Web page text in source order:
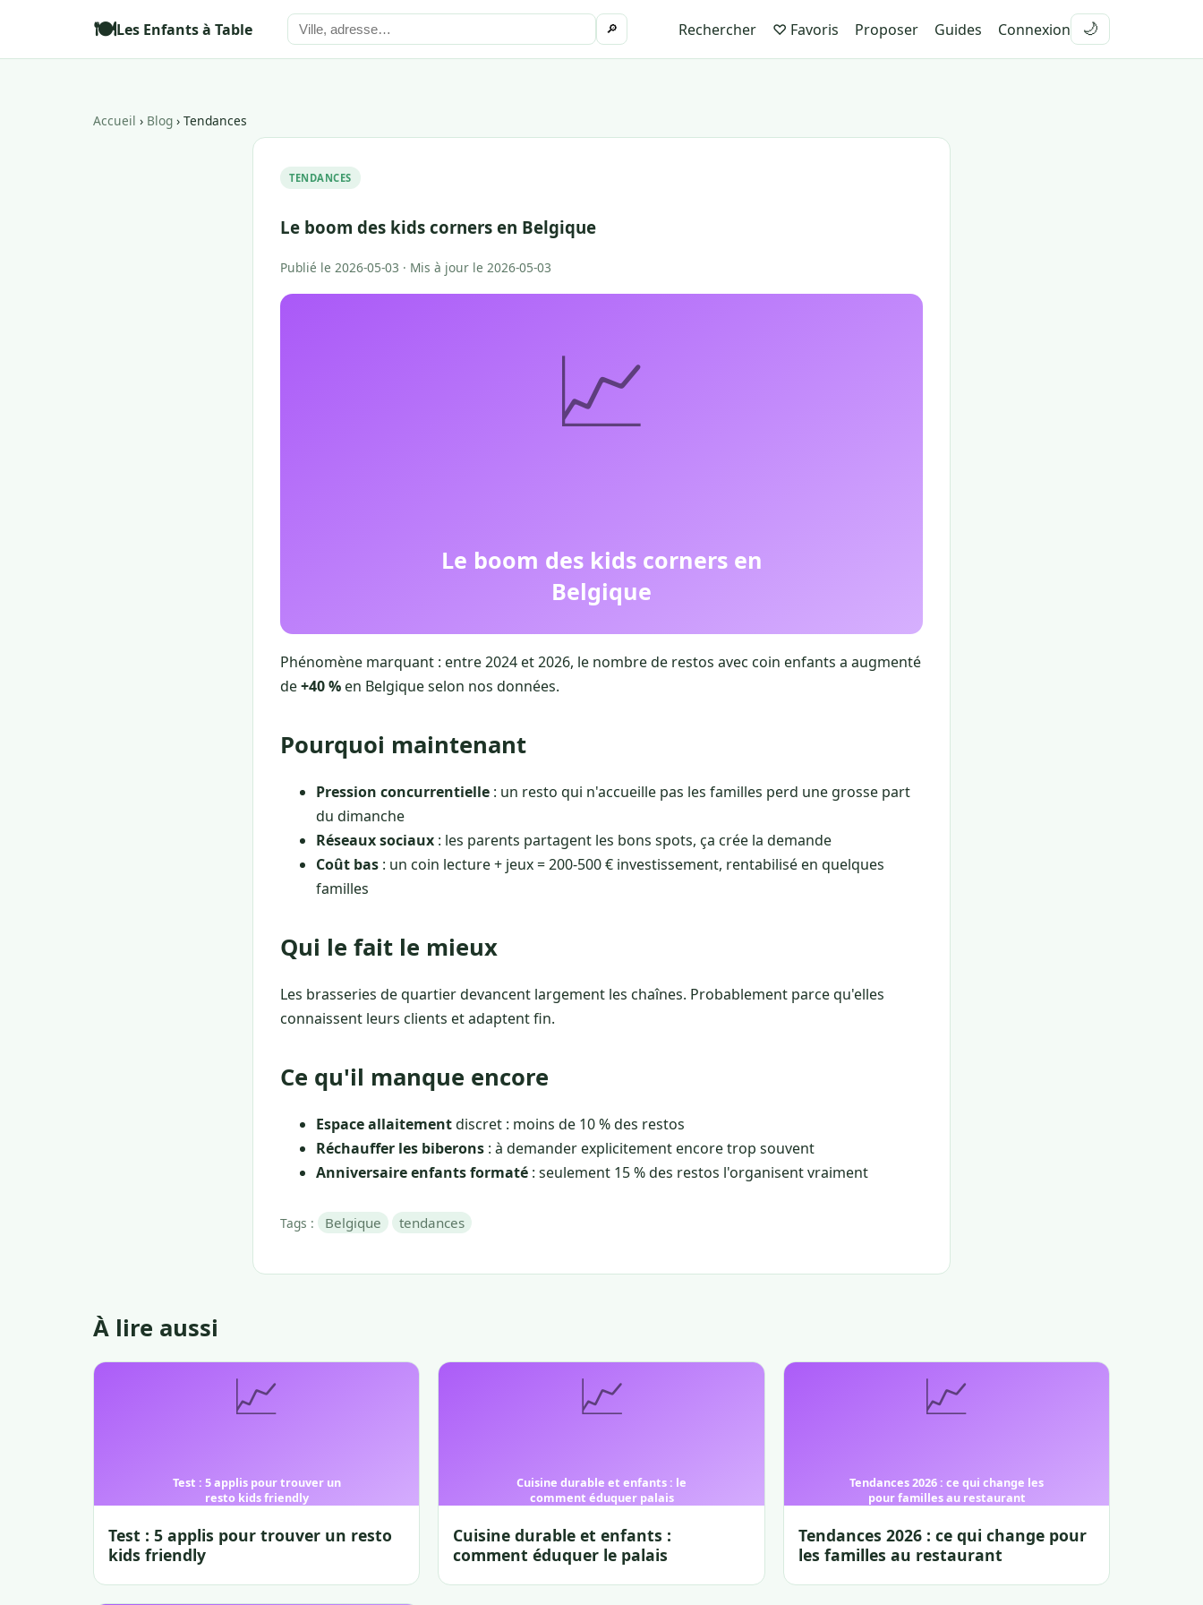
🍽️Les Enfants à Table 🔎 Rechercher ♡ Favoris Proposer Guides Connexion 🌙
Accueil › Blog › Tendances
TENDANCES
Le boom des kids corners en Belgique
Publié le 2026-05-03 · Mis à jour le 2026-05-03
Phénomène marquant : entre 2024 et 2026, le nombre de restos avec coin enfants a augmenté
de+40 % en Belgique selon nos données.
Pourquoi maintenant
Pression concurrentielle : un resto qui n'accueille pas les familles perd une grosse part
du dimanche
Réseaux sociaux : les parents partagent les bons spots, ça crée la demande
Coût bas : un coin lecture + jeux = 200-500 € investissement, rentabilisé en quelques
familles
Qui le fait le mieux
Les brasseries de quartier devancent largement les chaînes. Probablement parce qu'elles
connaissent leurs clients et adaptent fin.
Ce qu'il manque encore
Espace allaitementdiscret : moins de 10 % des restos
Réchauffer les biberons : à demander explicitement encore trop souvent
Anniversaire enfants formaté : seulement 15 % des restos l'organisent vraiment
Tags : Belgique tendances
À lire aussi
Test : 5 applis pour trouver un resto
kids friendly
Cuisine durable et enfants :
comment éduquer le palais
Tendances 2026 : ce qui change pour
les familles au restaurant